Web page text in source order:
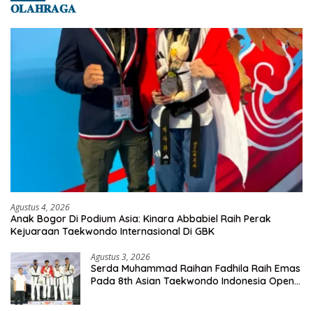
𝐎𝐋𝐀𝐇𝐑𝐀𝐆𝐀
Agustus 4, 2026
Anak Bogor Di Podium Asia: Kinara Abbabiel Raih Perak
Kejuaraan Taekwondo Internasional Di GBK
Agustus 3, 2026
Serda Muhammad Raihan Fadhila Raih Emas
Pada 8th Asian Taekwondo Indonesia Open